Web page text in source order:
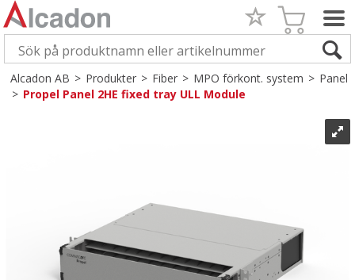
Alcadon AB>Produkter>Fiber>MPO förkont. system>Panel
>Propel Panel 2HE fixed tray ULL Module